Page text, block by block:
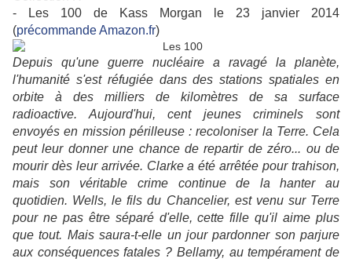
- Les 100 de Kass Morgan le 23 janvier 2014
(précommande Amazon.fr)
Depuis qu'une guerre nucléaire a ravagé la planète,
l'humanité s'est réfugiée dans des stations spatiales en
orbite à des milliers de kilomètres de sa surface
radioactive. Aujourd'hui, cent jeunes criminels sont
envoyés en mission périlleuse : recoloniser la Terre. Cela
peut leur donner une chance de repartir de zéro... ou de
mourir dès leur arrivée. Clarke a été arrêtée pour trahison,
mais son véritable crime continue de la hanter au
quotidien. Wells, le fils du Chancelier, est venu sur Terre
pour ne pas être séparé d'elle, cette fille qu'il aime plus
que tout. Mais saura-t-elle un jour pardonner son parjure
aux conséquences fatales ? Bellamy, au tempérament de